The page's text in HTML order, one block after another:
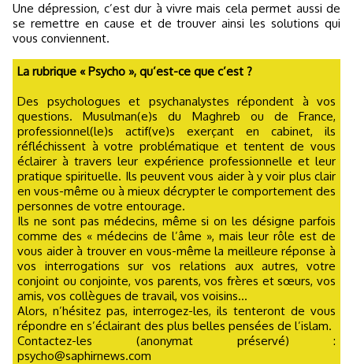
Une dépression, c’est dur à vivre mais cela permet aussi de
se remettre en cause et de trouver ainsi les solutions qui
vous conviennent.
La rubrique « Psycho », qu’est-ce que c’est ?
Des psychologues et psychanalystes répondent à vos
questions. Musulman(e)s du Maghreb ou de France,
professionnel(le)s actif(ve)s exerçant en cabinet, ils
réfléchissent à votre problématique et tentent de vous
éclairer à travers leur expérience professionnelle et leur
pratique spirituelle. Ils peuvent vous aider à y voir plus clair
en vous-même ou à mieux décrypter le comportement des
personnes de votre entourage.
Ils ne sont pas médecins, même si on les désigne parfois
comme des « médecins de l’âme », mais leur rôle est de
vous aider à trouver en vous-même la meilleure réponse à
vos interrogations sur vos relations aux autres, votre
conjoint ou conjointe, vos parents, vos frères et sœurs, vos
amis, vos collègues de travail, vos voisins...
Alors, n’hésitez pas, interrogez-les, ils tenteront de vous
répondre en s’éclairant des plus belles pensées de l’islam.
Contactez-les (anonymat préservé) :
psycho@saphirnews.com